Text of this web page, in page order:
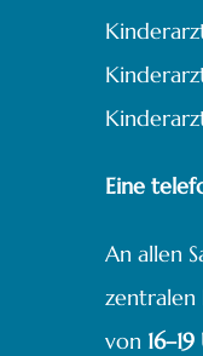
Eine
An allen
von